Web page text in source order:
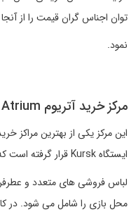
توان اجناس گران قیمت را از
نمود.
مرکز خرید آتریوم Atrium
این مرکز یکی از بهترین مراکز
ایستگاه Kursk قرار گرفته است که
لباس فروشی های متعدد و
محل بازی را شامل می شود. در